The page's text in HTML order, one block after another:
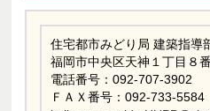
住宅都市みどり局 建築指導
福岡市中央区天神１丁目８
電話番号：092-707-3902
ＦＡＸ番号：092-733-5584